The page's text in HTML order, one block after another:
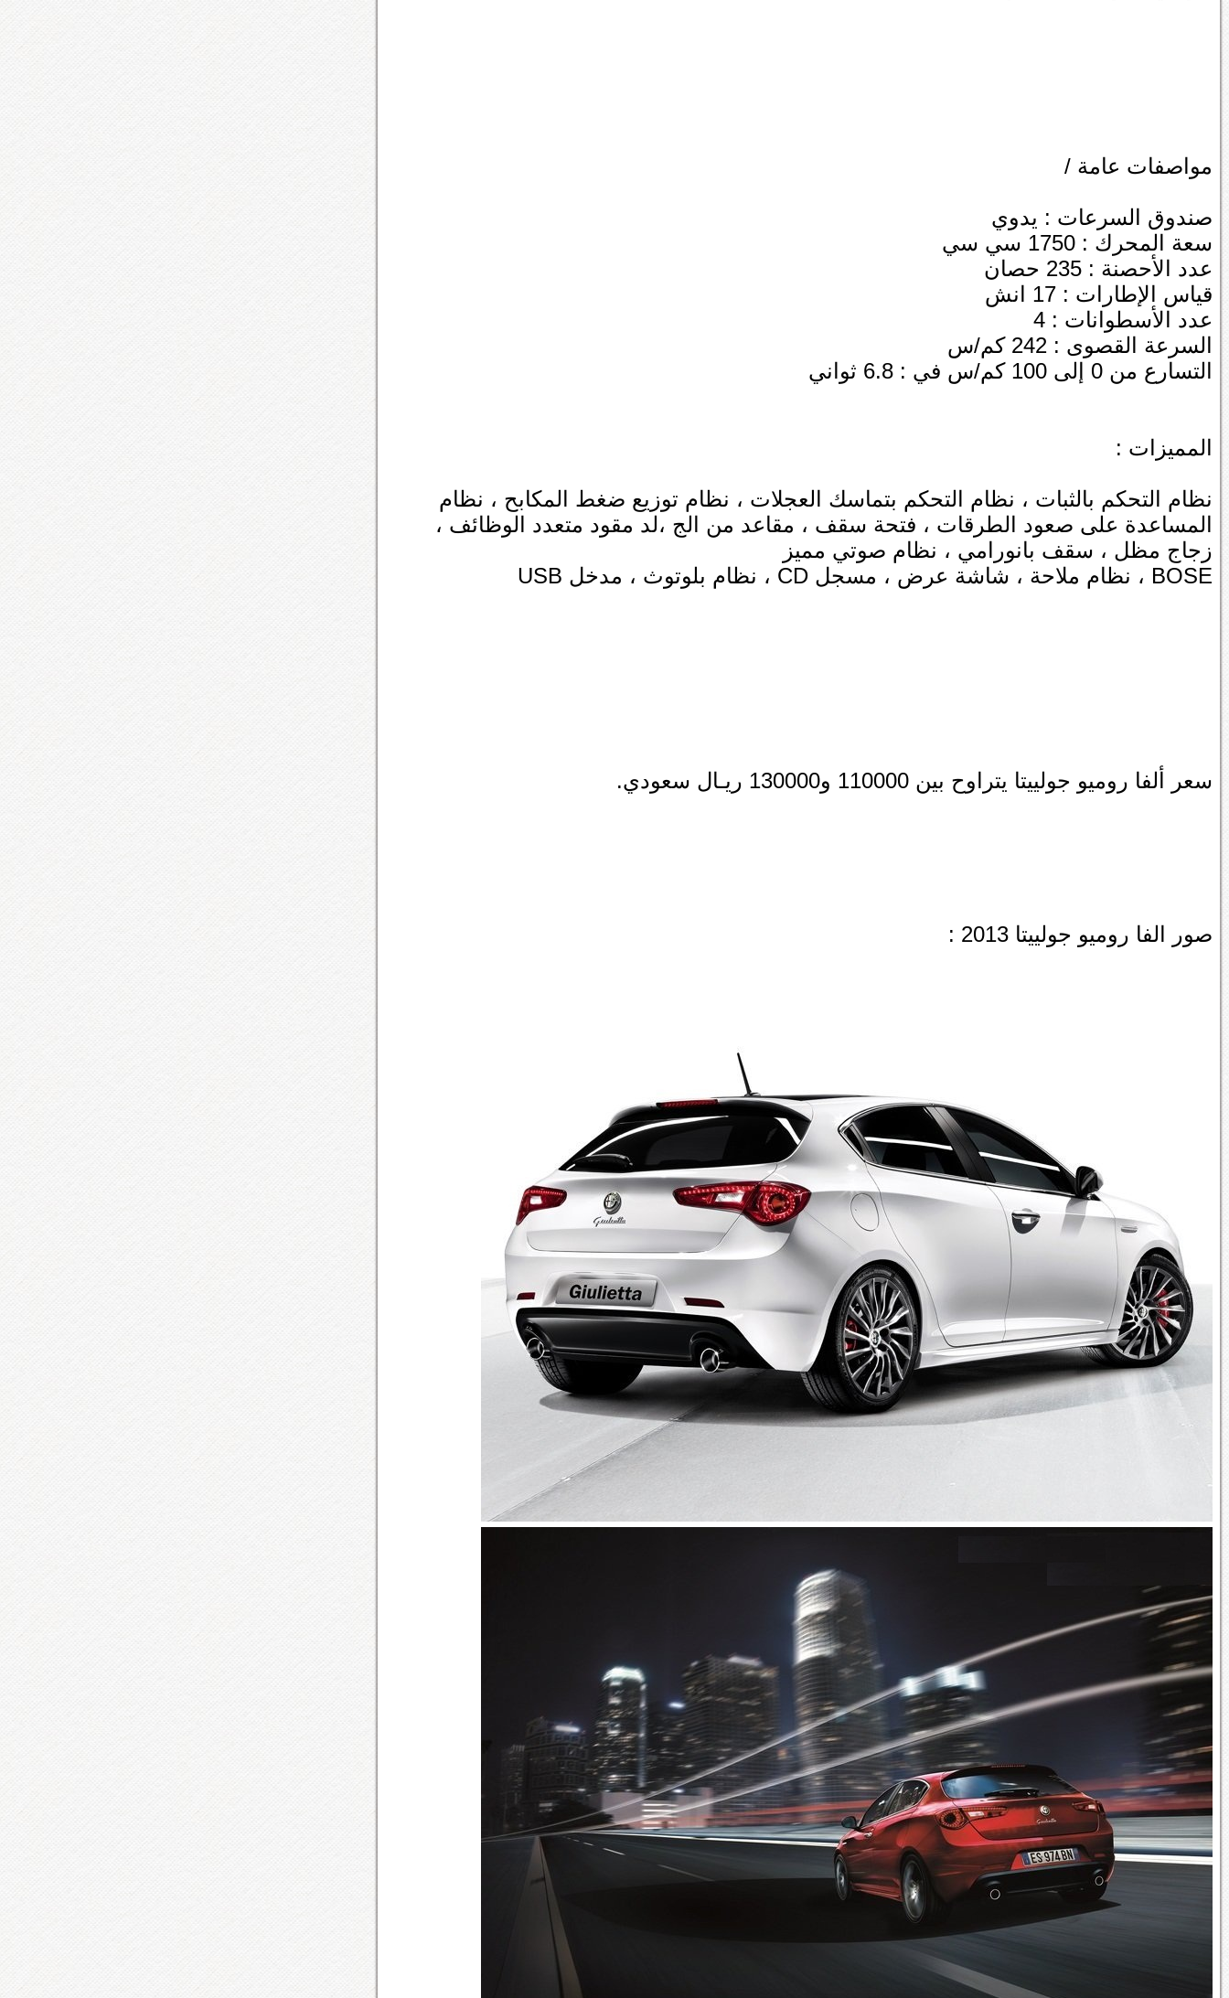
مواصفات عامة /
صندوق السرعات : يدوي
سعة المحرك : 1750 سي سي
عدد الأحصنة : 235 حصان
قياس الإطارات : 17 انش
عدد الأسطوانات : 4
السرعة القصوى : 242 كم/س
التسارع من 0 إلى 100 كم/س في : 6.8 ثواني
المميزات :
نظام التحكم بالثبات ، نظام التحكم بتماسك العجلات ، نظام توزيع ضغط المكابح ، نظام
المساعدة على صعود الطرقات ، فتحة سقف ، مقاعد من الج ،لد مقود متعدد الوظائف ،
زجاج مظل ، سقف بانورامي ، نظام صوتي مميز
BOSE ، نظام ملاحة ، شاشة عرض ، مسجل CD ، نظام بلوتوث ، مدخل USB
سعر ألفا روميو جولييتا يتراوح بين 110000 و130000 ريـال سعودي.
صور الفا روميو جولييتا 2013 :